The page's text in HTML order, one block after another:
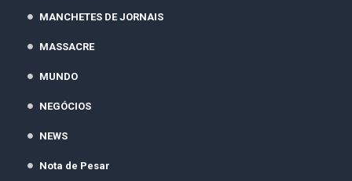
MANCHETES DE JORNAIS
MASSACRE
MUNDO
NEGÓCIOS
NEWS
Nota de Pesar